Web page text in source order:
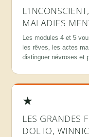
MALADIES
Les modules 4 et 5
les rêves, les actes
distinguer névroses et
★
LES GRANDES
DOLTO,